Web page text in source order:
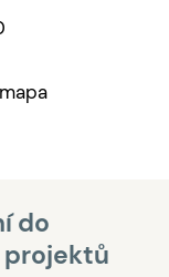
do
projektů